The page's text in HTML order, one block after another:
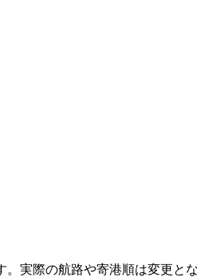
実際の航路や寄港順は変更と